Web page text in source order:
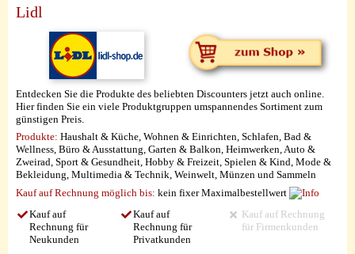
Lidl
Entdecken Sie die Produkte des beliebten Discounters jetzt auch online.
Hier finden Sie ein viele Produktgruppen umspannendes Sortiment zum
günstigen Preis.
Produkte: Haushalt & Küche, Wohnen & Einrichten, Schlafen, Bad &
Wellness, Büro & Ausstattung, Garten & Balkon, Heimwerken, Auto &
Zweirad, Sport & Gesundheit, Hobby & Freizeit, Spielen & Kind, Mode &
Bekleidung, Multimedia & Technik, Weinwelt, Münzen und Sammeln
Kauf auf Rechnung möglich bis: kein fixer Maximalbestellwert
Kauf auf
Rechnung für
Neukunden
Kauf auf
Rechnung für
Privatkunden
Kauf auf Rechnung
für Firmenkunden